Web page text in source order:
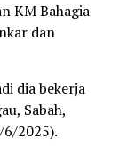
KM Bahagia
dan
dia bekerja
Sabah,
6/2025).